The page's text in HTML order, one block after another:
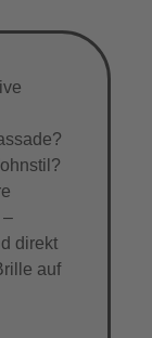
–
direkt
auf